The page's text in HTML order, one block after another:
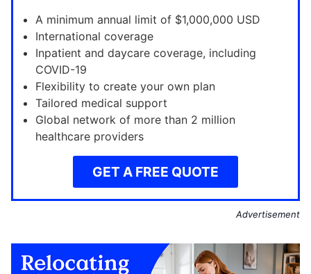
A minimum annual limit of $1,000,000 USD
International coverage
Inpatient and daycare coverage, including
COVID-19
Flexibility to create your own plan
Tailored medical support
Global network of more than 2 million
healthcare providers
GET A FREE QUOTE
Advertisement